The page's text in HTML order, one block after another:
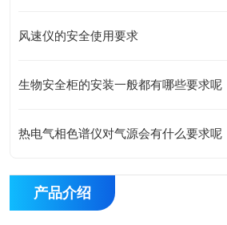
风速仪的安全使用要求
生物安全柜的安装一般都有哪些要求呢
热电气相色谱仪对气源会有什么要求呢
产品介绍